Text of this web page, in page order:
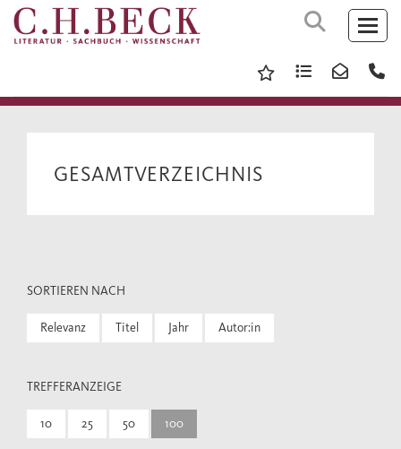
GESAMTVERZEICHNIS
SORTIEREN NACH
Relevanz Titel Jahr Autor:in
TREFFERANZEIGE
10 25 50 100